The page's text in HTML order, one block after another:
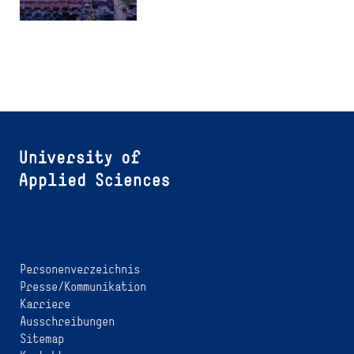
Personenverzeichnis
Presse/Kommunikation
Karriere
Ausschreibungen
Sitemap